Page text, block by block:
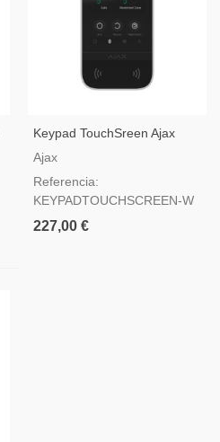
Keypad TouchSreen Ajax
Blanco
Ajax
Referencia:
KEYPADTOUCHSCREEN-W
227,00 €